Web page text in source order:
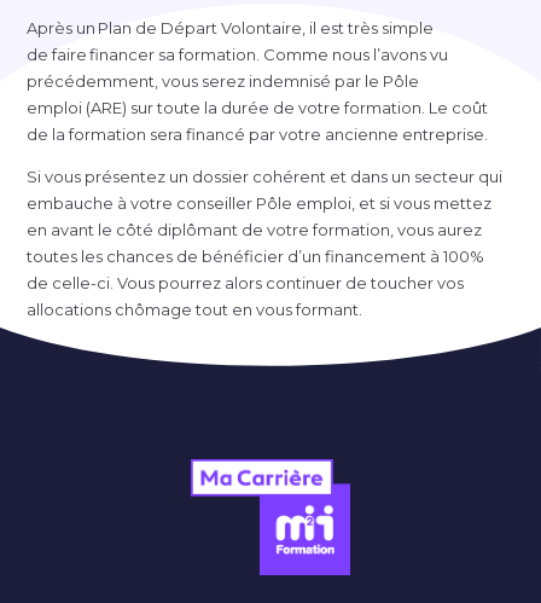
Après un Plan de Départ Volontaire, il est très simple
de faire financer sa formation. Comme nous l’avons vu
précédemment, vous serez indemnisé par le Pôle
emploi (ARE) sur toute la durée de votre formation. Le coût
de la formation sera financé par votre ancienne entreprise.
Si vous présentez un dossier cohérent et dans un secteur qui
embauche à votre conseiller Pôle emploi, et si vous mettez
en avant le côté diplômant de votre formation, vous aurez
toutes les chances de bénéficier d’un financement à 100%
de celle-ci. Vous pourrez alors continuer de toucher vos
allocations chômage tout en vous formant.